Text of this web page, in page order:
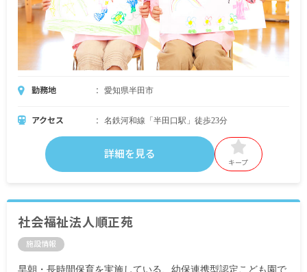
勤務地 愛知県半田市
アクセス 名鉄河和線「半田口駅」徒歩23分
詳細を見る
キープ
社会福祉法人順正苑
施設情報
早朝・長時間保育を実施している、幼保連携型認定こども園で